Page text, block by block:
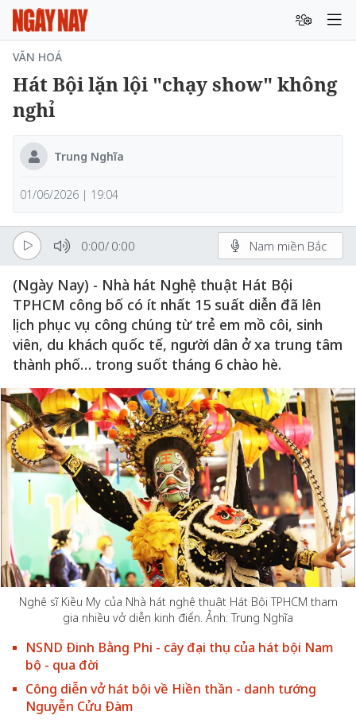
VĂN HOÁ
Hát Bội lặn lội "chạy show" không
nghỉ
Trung Nghĩa
01/06/2026 | 19:04
0:00/ 0:00 Nam miền Bắc
(Ngày Nay) - Nhà hát Nghệ thuật Hát Bội
TPHCM công bố có ít nhất 15 suất diễn đã lên
lịch phục vụ công chúng từ trẻ em mồ côi, sinh
viên, du khách quốc tế, người dân ở xa trung tâm
thành phố… trong suốt tháng 6 chào hè.
Nghệ sĩ Kiều My của Nhà hát nghệ thuật Hát Bội TPHCM tham
gia nhiều vở diễn kinh điển. Ảnh: Trung Nghĩa
NSND Đinh Bằng Phi - cây đại thụ của hát bội Nam
bộ - qua đời
Công diễn vở hát bội về Hiền thần - danh tướng
Nguyễn Cửu Đàm